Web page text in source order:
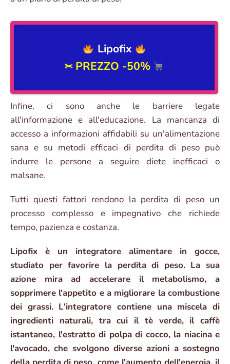
Lipofix
✂ PREZZO -50%
Infine, ci sono anche le barriere legate
all'informazione e all'educazione. La mancanza di
accesso a informazioni affidabili su un'alimentazione
sana e su metodi efficaci di perdita di peso può
indurre le persone a seguire diete inefficaci o
malsane.
Tutti questi fattori rendono la perdita di peso un
processo complesso e impegnativo che richiede
tempo, pazienza e costanza.
Lipofix è un integratore alimentare in gocce,
studiato per favorire la perdita di peso. La sua
azione mira ad accelerare il metabolismo, a
sopprimere l'appetito e a migliorare la combustione
dei grassi. L'integratore contiene una miscela di
ingredienti naturali, tra cui il tè verde, il caffè
istantaneo, l'estratto di polpa di cocco, la niacina e
l'avocado, che svolgono diverse azioni a sostegno